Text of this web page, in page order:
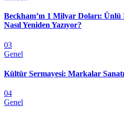
Beckham’ın 1 Milyar Doları: Ünlü
Nasıl Yeniden Yazıyor?
03
Genel
Kültür Sermayesi: Markalar Sanatı
04
Genel